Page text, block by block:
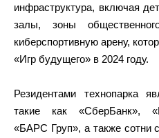
инфраструктура, включая
залы, зоны
киберспортивную арену,
«Игр будущего» в 2024 году.
Резидентами технопарка
такие как «СберБанк»,
«БАРС Груп», а также сотни